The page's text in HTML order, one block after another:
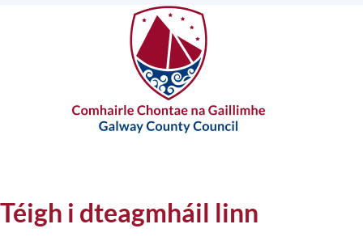
Téigh i dteagmháil linn